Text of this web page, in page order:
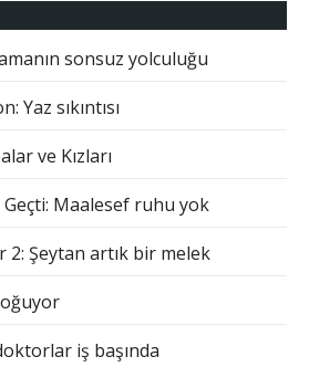
sonsuz yolculuğu
Yaz sıkıntısı
ve Kızları
Maalesef ruhu yok
2: Şeytan artık bir melek
iş başında